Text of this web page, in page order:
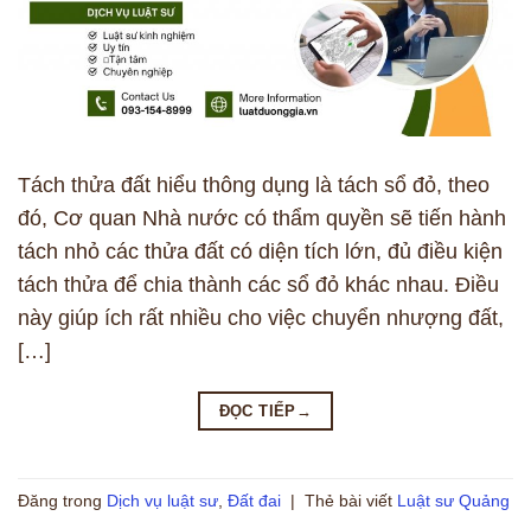
Tách thửa đất hiểu thông dụng là tách sổ đỏ, theo
đó, Cơ quan Nhà nước có thẩm quyền sẽ tiến hành
tách nhỏ các thửa đất có diện tích lớn, đủ điều kiện
tách thửa để chia thành các sổ đỏ khác nhau. Điều
này giúp ích rất nhiều cho việc chuyển nhượng đất,
[…]
ĐỌC TIẾP →
Đăng trong Dịch vụ luật sư Đất đai | Thẻ bài viết Luật sư Quảng